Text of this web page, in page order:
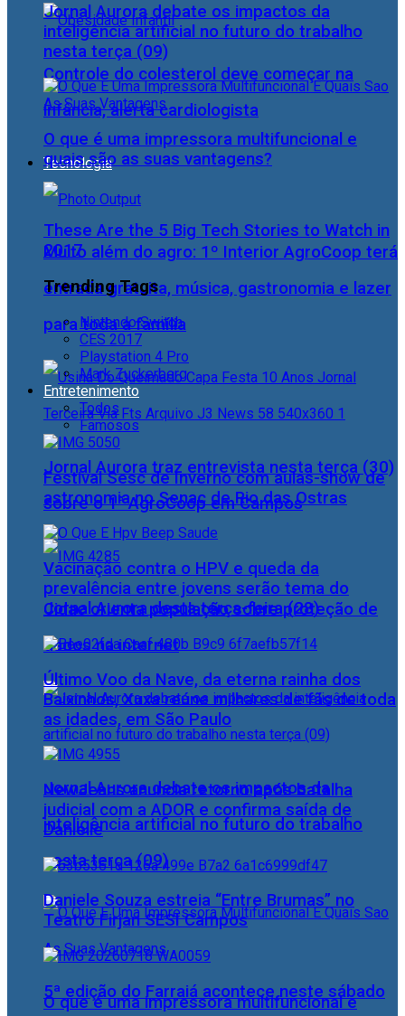
Controle do colesterol deve começar na
infância, alerta cardiologista
Tecnologia
Muito além do agro: 1º Interior AgroCoop terá
entrada gratuita, música, gastronomia e lazer
para toda a família
Jornal Aurora traz entrevista nesta terça (30)
sobre o 1° AgroCoop em Campos
Cidac orienta população sobre proteção de
dados na internet
Jornal Aurora debate os impactos da
inteligência artificial no futuro do trabalho
nesta terça (09)
O que é uma impressora multifuncional e
Jornal Aurora debate os impactos da
inteligência artificial no futuro do trabalho
nesta terça (09)
O que é uma impressora multifuncional e
quais são as suas vantagens?
These Are the 5 Big Tech Stories to Watch in
2017
Trending Tags
Nintendo Switch
CES 2017
Playstation 4 Pro
Mark Zuckerberg
Entretenimento
Todos
Famosos
Festival Sesc de Inverno com aulas-show de
astronomia no Senac de Rio das Ostras
Vacinação contra o HPV e queda da
prevalência entre jovens serão tema do
Jornal Aurora desta terça-feira (28)
Último Voo da Nave, da eterna rainha dos
Baixinhos, Xuxa reúne milhares de fãs de toda
as idades, em São Paulo
NewJeans anuncia retorno após batalha
judicial com a ADOR e confirma saída de
Danielle
Daniele Souza estreia “Entre Brumas” no
Teatro Firjan SESI Campos
5ª edição do Farraiá acontece neste sábado